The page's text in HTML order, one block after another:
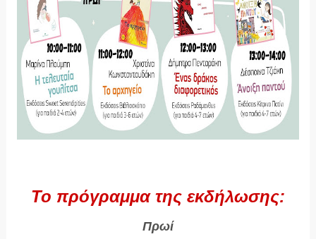
Το πρόγραμμα της εκδήλωσης:
Πρωί